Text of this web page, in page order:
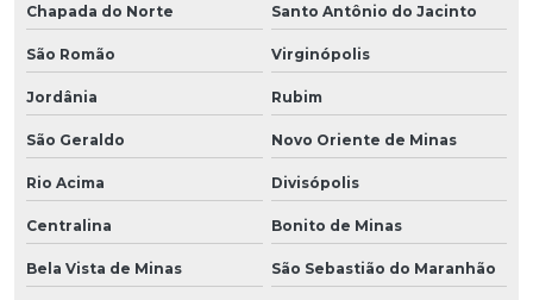
Chapada do Norte Santo Antônio do Jacinto
São Romão Virginópolis
Jordânia Rubim
São Geraldo Novo Oriente de Minas
Rio Acima Divisópolis
Centralina Bonito de Minas
Bela Vista de Minas São Sebastião do Maranhão